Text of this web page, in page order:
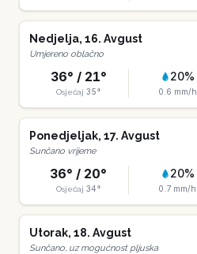
Nedjelja, 16. Avgust
Umjereno oblačno
36° / 21°
Osjećaj 35°
20%
0.6 mm/h
Ponedjeljak, 17. Avgust
Sunčano vrijeme
36° / 20°
Osjećaj 34°
20%
0.7 mm/h
Utorak, 18. Avgust
Sunčano, uz mogućnost pljuska